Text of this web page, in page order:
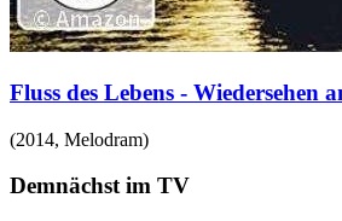
Fluss des Lebens - Wiedersehen
(2014, Melodram)
Demnächst im TV